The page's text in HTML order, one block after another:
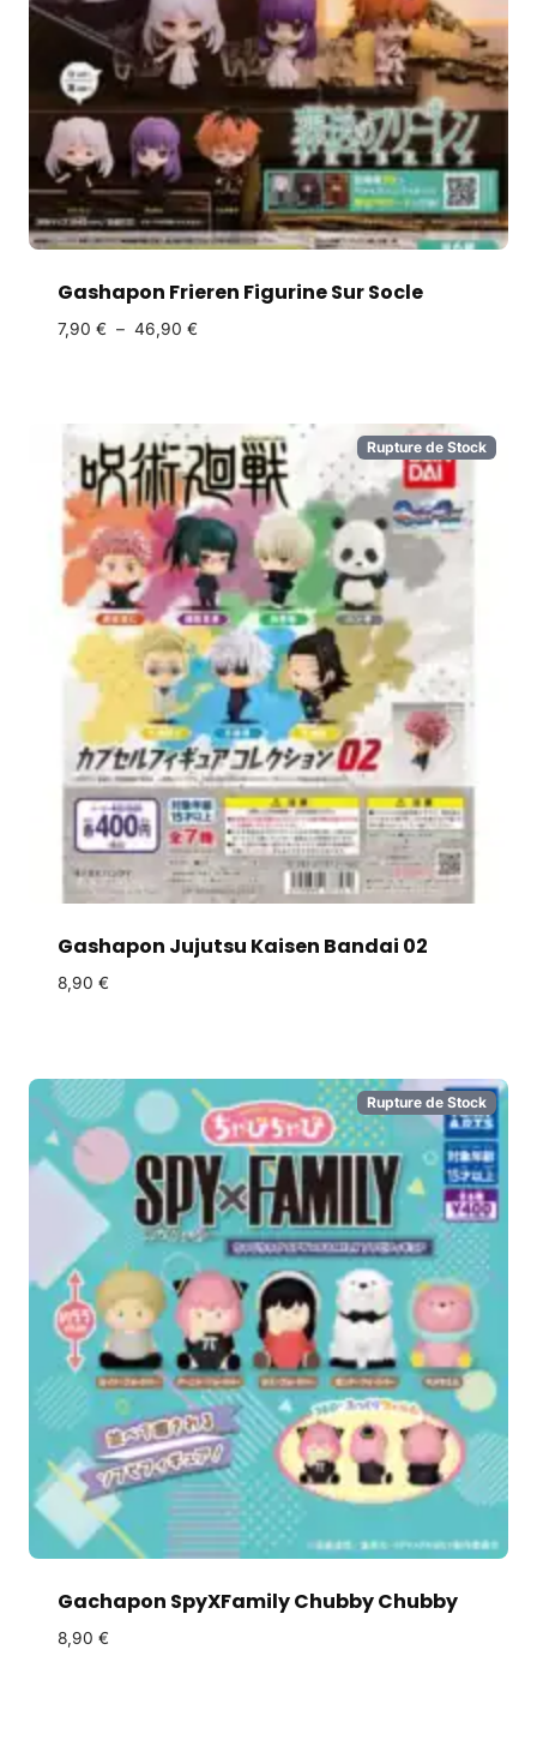
Gashapon Frieren Figurine Sur Socle
7,90 € – 46,90 €
Rupture de Stock
Gashapon Jujutsu Kaisen Bandai 02
8,90 €
Rupture de Stock
Gachapon SpyXFamily Chubby Chubby
8,90 €